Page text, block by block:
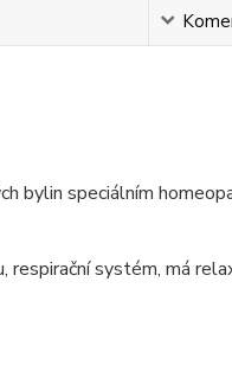
bylin speciálním
systém, má